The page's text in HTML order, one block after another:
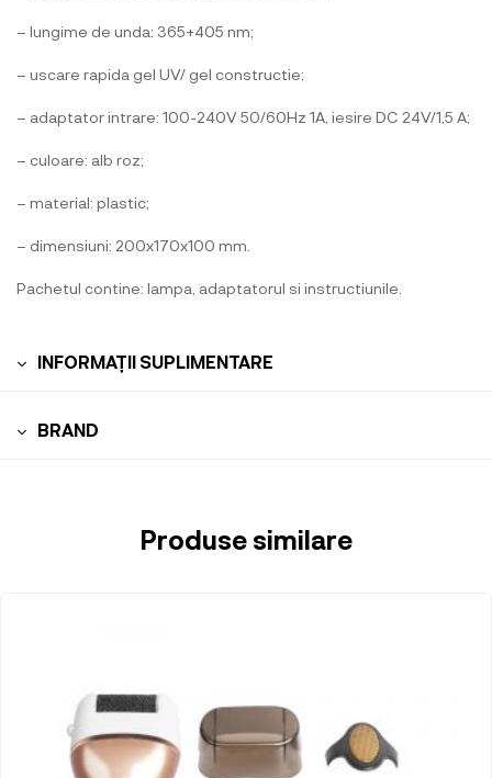
– lungime de unda: 365+405 nm;
– uscare rapida gel UV/ gel constructie;
– adaptator intrare: 100-240V 50/60Hz 1A, iesire DC 24V/1,5 A;
– culoare: alb roz;
– material: plastic;
– dimensiuni: 200x170x100 mm.
Pachetul contine: lampa, adaptatorul si instructiunile.
INFORMAȚII SUPLIMENTARE
BRAND
Produse similare